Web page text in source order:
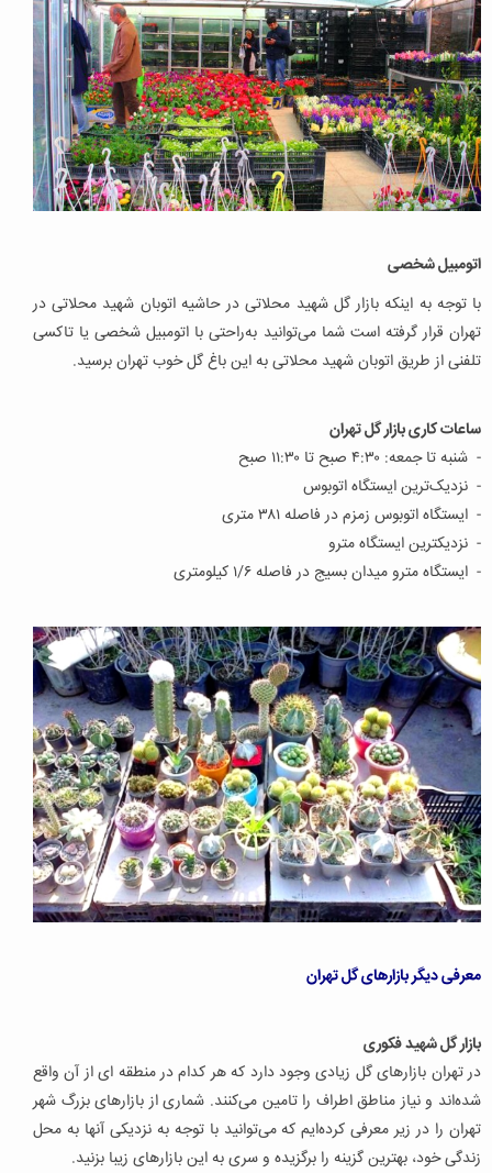
اتومبیل شخصی
با توجه به اینکه بازار گل شهید محلاتی در حاشیه اتوبان شهید محلاتی در
تهران قرار گرفته است شما می‌توانید به‌راحتی با اتومبیل شخصی یا تاکسی
تلفنی از طریق اتوبان شهید محلاتی به این باغ گل خوب تهران برسید.
ساعات کاری بازار گل تهران
- شنبه تا جمعه: ۴:۳۰ صبح تا ۱۱:۳۰ صبح
- نزدیک‌ترین ایستگاه اتوبوس
- ایستگاه اتوبوس زمزم در فاصله ۳۸۱ متری
- نزدیکترین ایستگاه مترو
- ایستگاه مترو میدان بسیج در فاصله ۱/۶ کیلومتری
معرفی دیگر بازارهای گل تهران
بازار گل شهید فکوری
در تهران بازارهای گل زیادی وجود دارد که هر کدام در منطقه ای از آن واقع
شده‌اند و نیاز مناطق اطراف را تامین می‌کنند. شماری از بازارهای بزرگ شهر
تهران را در زیر معرفی کرده‌ایم که می‌توانید با توجه به نزدیکی آنها به محل
زندگی خود، بهترین گزینه را برگزیده و سری به این بازارهای زیبا بزنید.